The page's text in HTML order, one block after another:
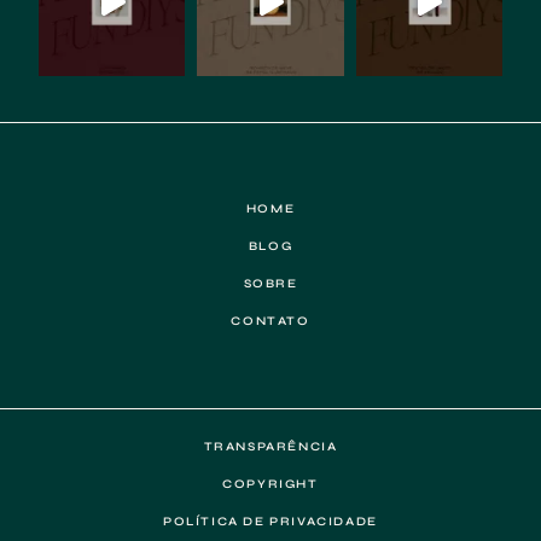
HOME
BLOG
SOBRE
CONTATO
TRANSPARÊNCIA
COPYRIGHT
POLÍTICA DE PRIVACIDADE